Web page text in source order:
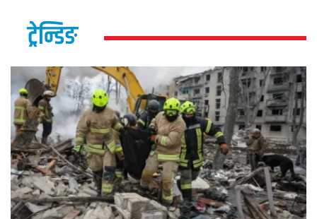
ट्रेन्डिङ